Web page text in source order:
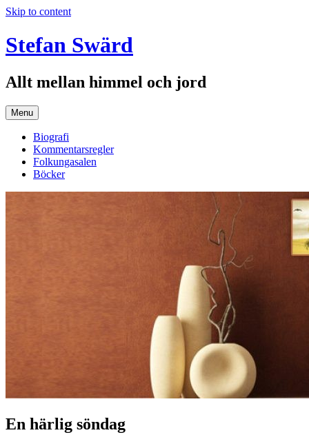
Skip to content
Stefan Swärd
Allt mellan himmel och jord
Menu
Biografi
Kommentarsregler
Folkungasalen
Böcker
En härlig söndag